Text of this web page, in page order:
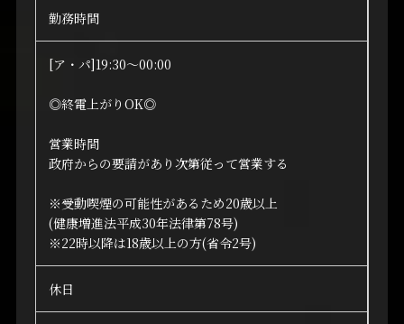
勤務時間
[ア・パ]19:30～00:00
◎終電上がりOK◎
営業時間
政府からの要請があり次第従って営業する
※受動喫煙の可能性があるため20歳以上
(健康増進法平成30年法律第78号)
※22時以降は18歳以上の方(省令2号)
休日